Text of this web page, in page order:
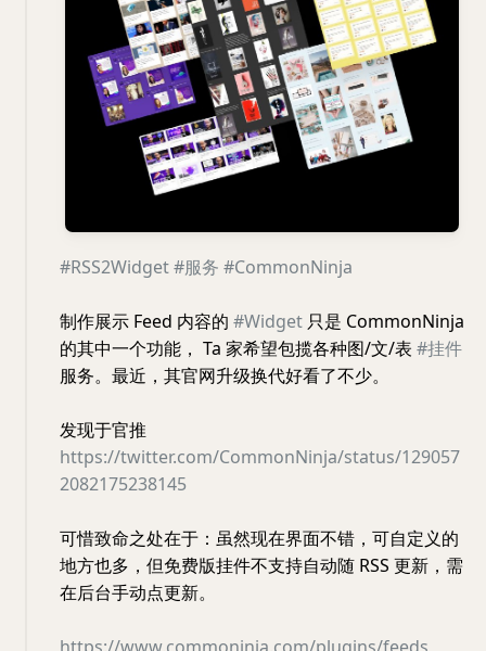
#RSS2Widget#服务 #CommonNinja
制作展示 Feed 内容的 #Widget 只是 CommonNinja
的其中一个功能， Ta 家希望包揽各种图/文/表 #挂件
服务。最近，其官网升级换代好看了不少。
发现于官推
https://twitter.com/CommonNinja/status/129057
2082175238145
可惜致命之处在于：虽然现在界面不错，可自定义的
地方也多，但免费版挂件不支持自动随 RSS 更新，需
在后台手动点更新。